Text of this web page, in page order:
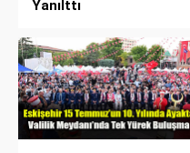
Yanılttı